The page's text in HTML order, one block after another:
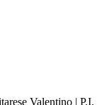
Valentino | P.I.